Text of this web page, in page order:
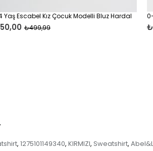
Yaş Escabel Kız Çocuk Modelli Bluz Hardal
₺499,99
, 1275101149340, KIRMIZI, Sweatshirt,